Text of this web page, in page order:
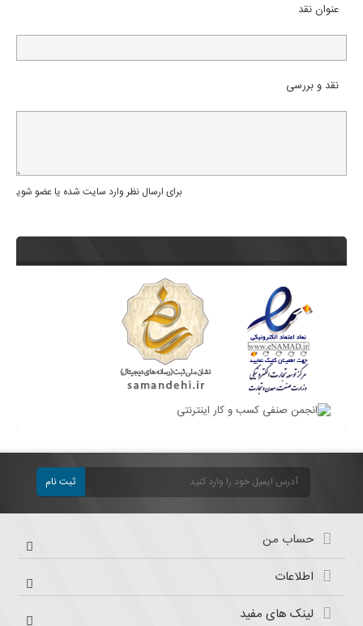
عنوان نقد
نقد و بررسی
برای ارسال نظر وارد سایت شده یا عضو شوید
ثبت نام
حساب من
اطلاعات
لینک های مفید